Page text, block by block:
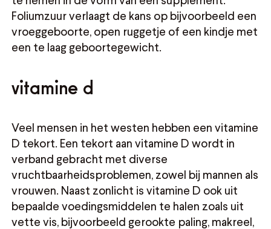
Foliumzuur verlaagt de kans op bijvoorbeeld een
vroeggeboorte, open ruggetje of een kindje met
een te laag geboortegewicht.
vitamine d
Veel mensen in het westen hebben een vitamine
D tekort. Een tekort aan vitamine D wordt in
verband gebracht met diverse
vruchtbaarheidsproblemen, zowel bij mannen als
vrouwen. Naast zonlicht is vitamine D ook uit
bepaalde voedingsmiddelen te halen zoals uit
vette vis, bijvoorbeeld gerookte paling, makreel,